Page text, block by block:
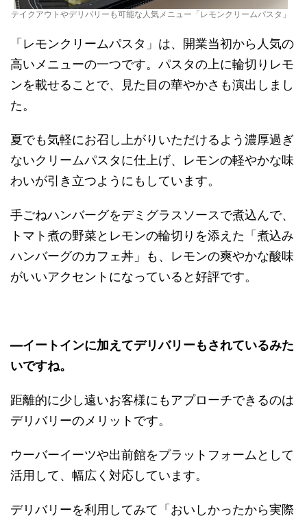
テイクアウトやデリバリーも可能な人気メニュー「レモンクリームパスタ」
「レモンクリームパスタ」は、開業当初から人気の
高いメニューの一つです。パスタの上に輪切りレモ
ンを載せることで、見た目の華やかさも演出しまし
た。
夏でも気軽にお召し上がりいただけるよう濃厚過ぎ
ないクリームパスタに仕上げ、レモンの軽やかな味
わいが引き立つようにもしています。
手ごねハンバーグをデミグラスソースで煮込んで、
トマト煮の野菜とレモンの輪切りを添えた「煮込み
ハンバーグのカフェ丼」も、レモンの爽やかな酸味
がいいアクセントになっていると好評です。
―イートインに加えてデリバリーもされているみた
いですね。
距離的に少し遠いお客様にもアプローチできるのは
デリバリーのメリットです。
ウーバーイーツや出前館をプラットフォームとして
活用して、幅広く対応しています。
デリバリーを利用してみて「おいしかったから実際